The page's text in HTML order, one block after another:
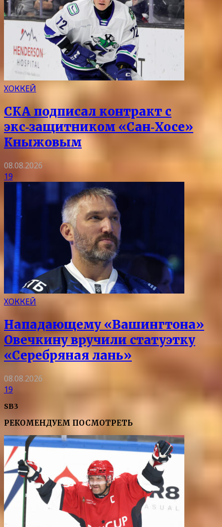
ХОККЕЙ
СКА подписал контракт с
экс‑защитником «Сан‑Хосе»
Кныжовым
08.08.2026
19
ХОККЕЙ
Нападающему «Вашингтона»
Овечкину вручили статуэтку
«Серебряная лань»
08.08.2026
19
SB3
РЕКОМЕНДУЕМ ПОСМОТРЕТЬ